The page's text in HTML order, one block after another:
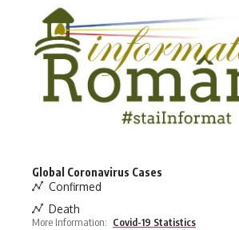
Global Coronavirus Cases
Confirmed
Death
More Information: Covid-19 Statistics